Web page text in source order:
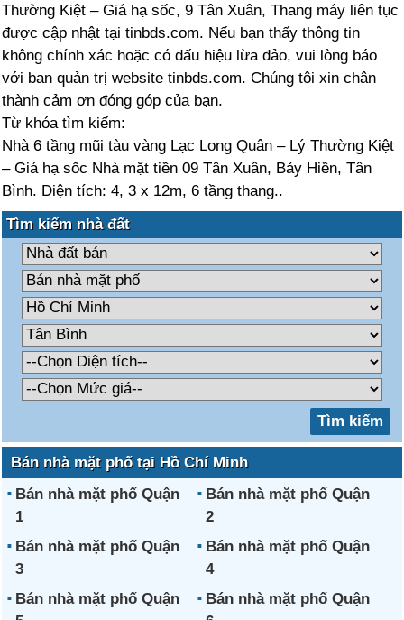
Thường Kiệt – Giá hạ sốc, 9 Tân Xuân, Thang máy liên tục
được cập nhật tại tinbds.com. Nếu bạn thấy thông tin
không chính xác hoặc có dấu hiệu lừa đảo, vui lòng báo
với ban quản trị website tinbds.com. Chúng tôi xin chân
thành cảm ơn đóng góp của bạn.
Từ khóa tìm kiếm:
Nhà 6 tầng mũi tàu vàng Lạc Long Quân – Lý Thường Kiệt
– Giá hạ sốc Nhà mặt tiền 09 Tân Xuân, Bảy Hiền, Tân
Bình. Diện tích: 4, 3 x 12m, 6 tầng thang..
Tìm kiếm nhà đất
Bán nhà mặt phố tại Hồ Chí Minh
Bán nhà mặt phố Quận
1
Bán nhà mặt phố Quận
2
Bán nhà mặt phố Quận
3
Bán nhà mặt phố Quận
4
Bán nhà mặt phố Quận
Bán nhà mặt phố Quận